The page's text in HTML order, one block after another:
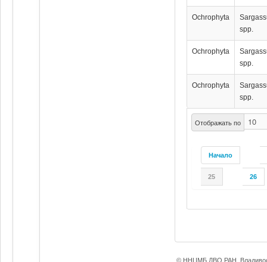
Отображать по
Начало
25 26
Ochrophyta
spp.
Ochrophyta
spp.
Ochrophyta
spp.
© ННЦМБ ДВО РАН,